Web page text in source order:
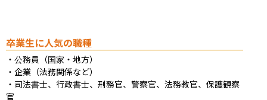
卒業生に人気の職種
・公務員（国家・地方）
・企業（法務関係など）
・司法書士、行政書士、刑務官、警察官、法務教官、保護観察
官